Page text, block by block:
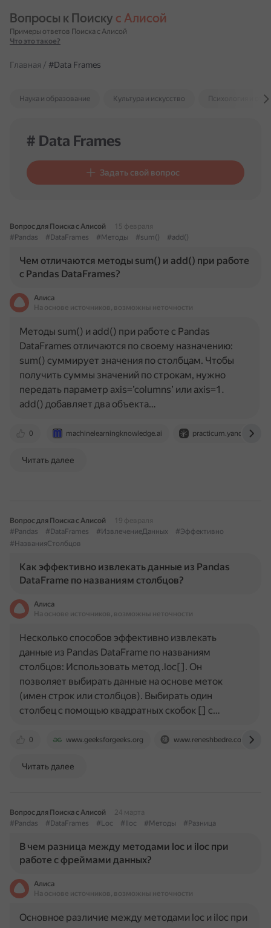
Вопросы к Поиску с Алисой
Примеры ответов Поиска с Алисой
Что это такое?
Главная / #Data Frames
Наука и образование Культура и искусство Психология и
# Data Frames
Задать свой вопрос
Вопрос для Поиска с Алисой
15 февраля
#Pandas
#DataFrames #Методы #sum() #add()
Чем отличаются методы sum() и add() при работе
с Pandas DataFrames?
Алиса
На основе источников, возможны неточности
0 machinelearningknowledge.ai practicum.yandex.ru
Методы sum() и add() при работе с Pandas
DataFrames отличаются по своему назначению:
sum() суммирует значения по столбцам. Чтобы
получить суммы значений по строкам, нужно
передать параметр axis=’columns’ или axis=1.
add() добавляет два объекта…
Читать далее
Вопрос для Поиска с Алисой
19 февраля
#Pandas
#DataFrames #ИзвлечениеДанных
#Эффективно
#НазванияСтолбцов
Как эффективно извлекать данные из Pandas
DataFrame по названиям столбцов?
Алиса
На основе источников, возможны неточности
0 www.geeksforgeeks.org www.reneshbedre.com
Несколько способов эффективно извлекать
данные из Pandas DataFrame по названиям
столбцов: Использовать метод .loc[]. Он
позволяет выбирать данные на основе меток
(имен строк или столбцов). Выбирать один
столбец с помощью квадратных скобок [] с…
Читать далее
Вопрос для Поиска с Алисой
24 марта
#Pandas
#DataFrames #Loc #Iloc #Методы #Разница
В чем разница между методами loc и iloc при
работе с фреймами данных?
Алиса
На основе источников, возможны неточности
Основное различие между методами loc и iloc при